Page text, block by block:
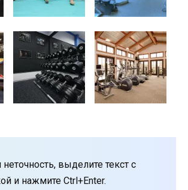
выделите текст с
и нажмите Ctrl+Enter.